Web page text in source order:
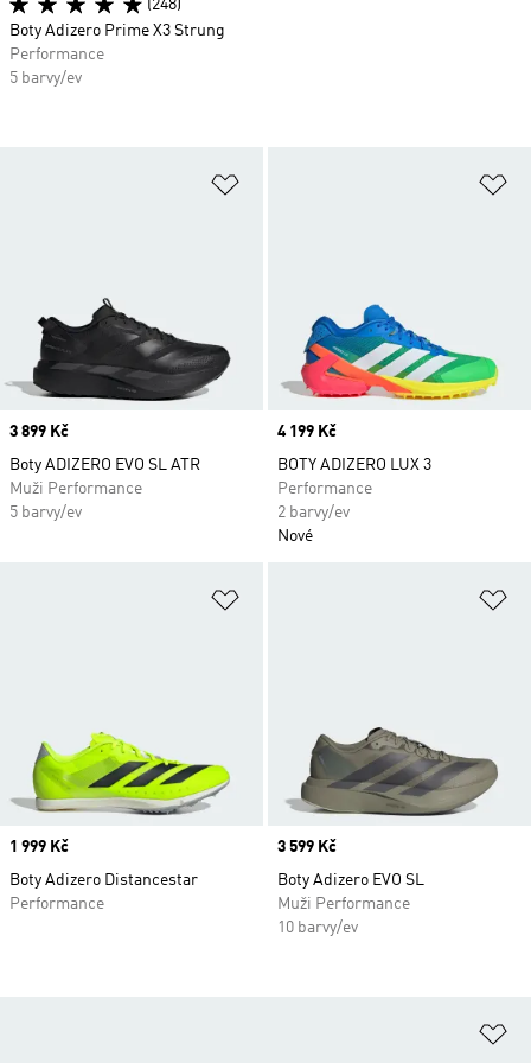
Price
3 899 Kč
Boty ADIZERO EVO SL ATR
Muži Performance
5 barvy/ev
Price
4 199 Kč
BOTY ADIZERO LUX 3
Performance
2 barvy/ev
Nové
Price
1 999 Kč
Boty Adizero Distancestar
Performance
Price
3 599 Kč
Boty Adizero EVO SL
Muži Performance
10 barvy/ev
(248)
Boty Adizero Prime X3 Strung
Performance
5 barvy/ev